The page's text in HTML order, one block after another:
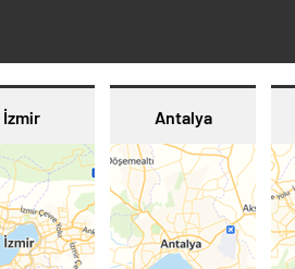
İzmir Antalya